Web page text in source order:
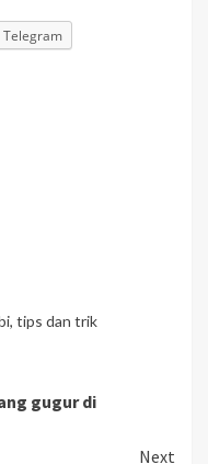
Telegram
, tips dan trik
gugur di
Next